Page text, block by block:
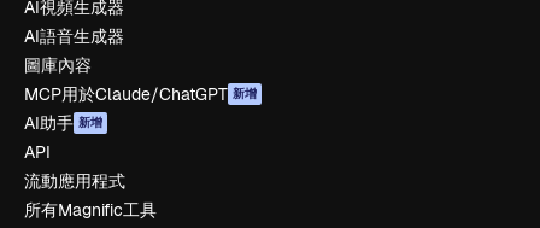
AI視頻生成器
AI語音生成器
圖庫內容
MCP用於Claude/ChatGPT 新增
AI助手 新增
API
流動應用程式
所有Magnific工具